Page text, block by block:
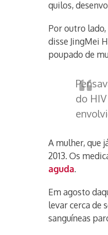
quilos,
Por outro
disse JingMei
poupado de
do
A mulher, que
2013. Os
aguda.
Em agosto
levar cerca de
sanguíneas